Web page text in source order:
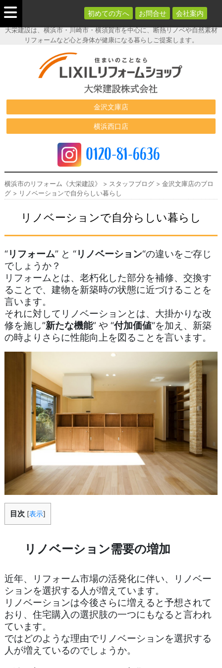
大栄建設は、横浜市・川崎市・横須賀市を中心に、断熱リノベや自然素材
リフォームなど心と身体が健康になる暮らしご提案します。
横浜市のリフ
ォーム《大栄
建設》
金沢文庫店
横浜西口店
0120-81-6636
初めての方へ お問合せ 会社案内
横浜市のリフォーム《大栄建設》 > スタッフブログ> 金沢文庫店のブロ
グ> リノベーションで自分らしい暮らし
リノベーションで自分らしい暮らし
“リフォーム” と “リノベーション“の違いをご存じ
でしょうか？
リフォームとは、老朽化した部分を補修、交換す
ることで、建物を新築時の状態に近づけることを
言います。
それに対してリノベーションとは、大掛かりな改
修を施し”新たな機能” や “付加価値“を加え、新築
の時よりさらに性能向上を図ることを言います。
目次 [表示]
リノベーション需要の増加
近年、リフォーム市場の活発化に伴い、リノベー
ションを選択する人が増えています。
リノベーションは今後さらに増えると予想されて
おり、住宅購入の選択肢の一つにもなると言われ
ています。
ではどのような理由でリノベーションを選択する
人が増えているのでしょうか。